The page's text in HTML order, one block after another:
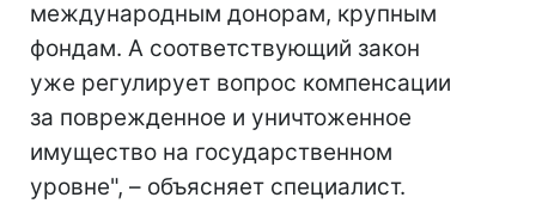
международным донорам, крупным
фондам. А соответствующий закон
уже регулирует вопрос компенсации
за поврежденное и уничтоженное
имущество на государственном
уровне", – объясняет специалист.